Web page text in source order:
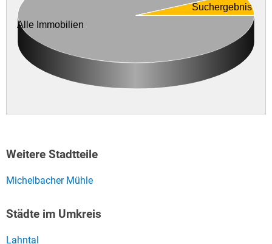
Alle Immobilien
Suchergebnis
Weitere Stadtteile
Michelbacher Mühle
Städte im Umkreis
Lahntal